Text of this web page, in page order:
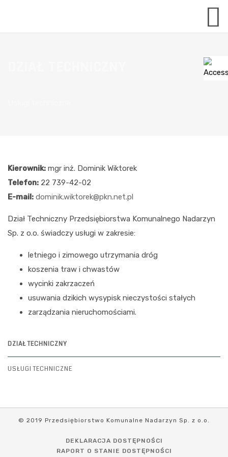
Kierownik: mgr inż. Dominik Wiktorek
Telefon: 22 739-42-02
E-mail: dominik.wiktorek@pkn.net.pl
Dział Techniczny Przedsiębiorstwa Komunalnego Nadarzyn
Sp. z o.o. świadczy usługi w zakresie:
letniego i zimowego utrzymania dróg
koszenia traw i chwastów
wycinki zakrzaczeń
usuwania dzikich wysypisk nieczystości stałych
zarządzania nieruchomościami.
DZIAŁ TECHNICZNY
USŁUGI TECHNICZNE
© 2019 Przedsiębiorstwo Komunalne Nadarzyn Sp. z o.o.
DEKLARACJA DOSTĘPNOŚCI
RAPORT O STANIE DOSTĘPNOŚCI